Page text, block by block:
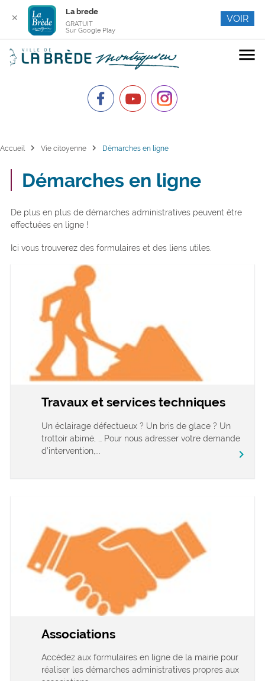
menu
Accueil chevron_right Vie citoyenne chevron_right Démarches en ligne
Démarches en ligne
De plus en plus de démarches administratives peuvent être
effectuées en ligne !
Ici vous trouverez des formulaires et des liens utiles.
Travaux et services techniques
Un éclairage défectueux ? Un bris de glace ? Un
trottoir abimé, … Pour nous adresser votre demande
d’intervention,...
chevron_right
Associations
Accédez aux formulaires en ligne de la mairie pour
réaliser les démarches administratives propres aux
✕
La brede
GRATUIT
Sur Google Play
VOIR